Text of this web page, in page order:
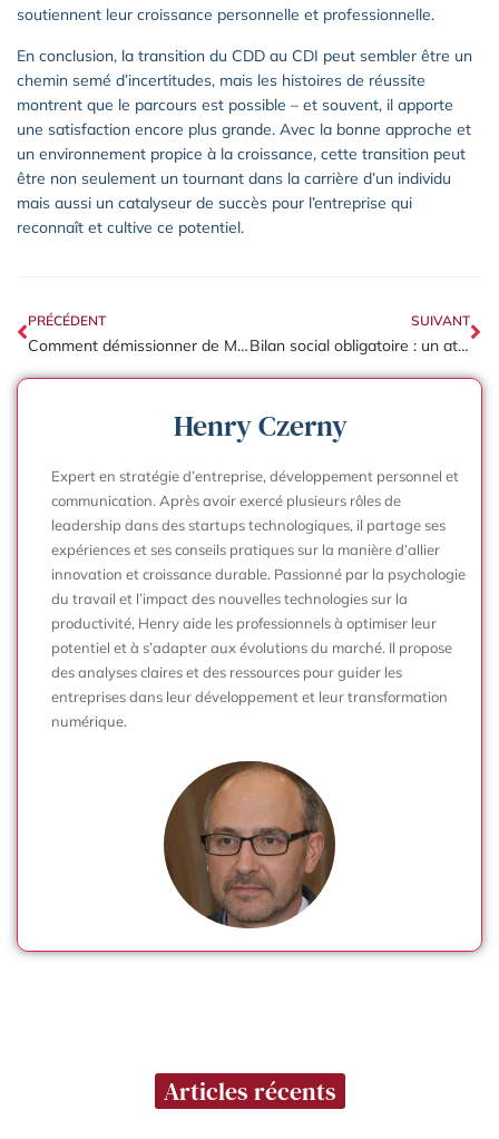
soutiennent leur croissance personnelle et professionnelle.
En conclusion, la transition du CDD au CDI peut sembler être un
chemin semé d’incertitudes, mais les histoires de réussite
montrent que le parcours est possible – et souvent, il apporte
une satisfaction encore plus grande. Avec la bonne approche et
un environnement propice à la croissance, cette transition peut
être non seulement un tournant dans la carrière d’un individu
mais aussi un catalyseur de succès pour l’entreprise qui
reconnaît et cultive ce potentiel.
PRÉCÉDENT
Comment démissionner de McDo sans tracas : guide pratique et astuces inédites
SUIVANT
Bilan social obligatoire : un atout caché pour transformer votre entreprise
Henry Czerny
Expert en stratégie d’entreprise, développement personnel et
communication. Après avoir exercé plusieurs rôles de
leadership dans des startups technologiques, il partage ses
expériences et ses conseils pratiques sur la manière d’allier
innovation et croissance durable. Passionné par la psychologie
du travail et l’impact des nouvelles technologies sur la
productivité, Henry aide les professionnels à optimiser leur
potentiel et à s’adapter aux évolutions du marché. Il propose
des analyses claires et des ressources pour guider les
entreprises dans leur développement et leur transformation
numérique.
Articles récents